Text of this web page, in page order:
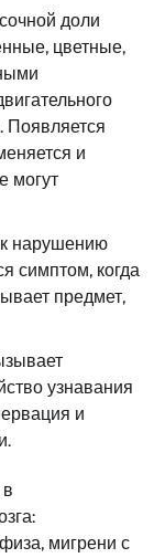
доли
цветные,
Появляется
и
могут
нарушению
симптом, когда
предмет,
узнавания
и
мигрени с